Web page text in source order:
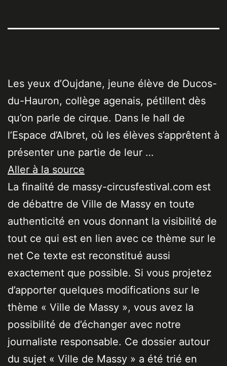
Les yeux d’Oujdane, jeune élève de Ducos-
du-Hauron, collège agenais, pétillent dès
qu’on parle de cirque. Dans le hall de
l’Espace d’Albret, où les élèves s’apprêtent à
présenter une partie de leur …
Aller à la source
La finalité de massy-circusfestival.com est
de débattre de Ville de Massy en toute
authenticité en vous donnant la visibilité de
tout ce qui est en lien avec ce thème sur le
net Ce texte est reconstitué aussi
exactement que possible. Si vous projetez
d’apporter quelques modifications sur le
thème « Ville de Massy », vous avez la
possibilité de d’échanger avec notre
journaliste responsable. Ce dossier autour
du sujet « Ville de Massy » a été trié en